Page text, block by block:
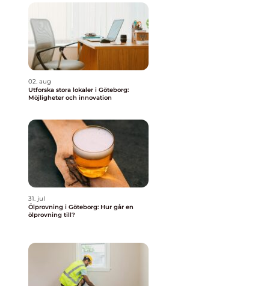
02. aug
Utforska stora lokaler i Göteborg:
Möjligheter och innovation
31. jul
Ölprovning i Göteborg: Hur går en
ölprovning till?